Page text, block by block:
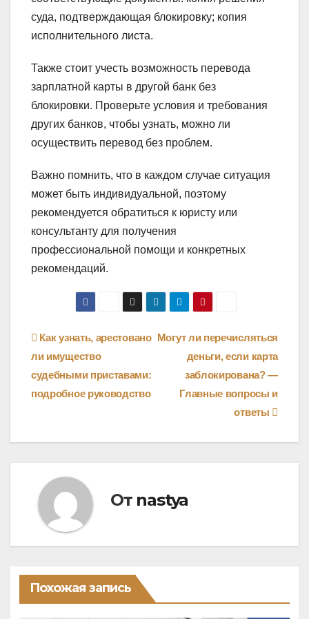
суда, подтверждающая блокировку; копия
исполнительного листа.
Также стоит учесть возможность перевода
зарплатной карты в другой банк без
блокировки. Проверьте условия и требования
других банков, чтобы узнать, можно ли
осуществить перевод без проблем.
Важно помнить, что в каждом случае ситуация
может быть индивидуальной, поэтому
рекомендуется обратиться к юристу или
консультанту для получения
профессиональной помощи и конкретных
рекомендаций.
Навигация
по
записям
Могут ли перечисляться
деньги, если карта
заблокирована? —
Главные вопросы и
ответы
Как узнать, арестовано
ли имущество
судебными приставами:
подробное руководство
От nastya
Похожая запись